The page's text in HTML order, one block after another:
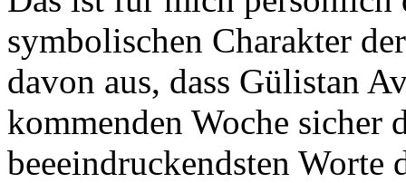
symbolischen Charakter
davon aus, dass Gülistan
kommenden Woche sicher
beeeindruckendsten Worte